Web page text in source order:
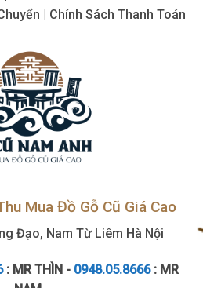
hợp
lý, | Chính Sách Thanh Toán
Mua Đồ Gỗ Cũ Giá Cao
Đạo, Nam Từ Liêm Hà Nội
: MR THÌN - 0948.05.8666: MR